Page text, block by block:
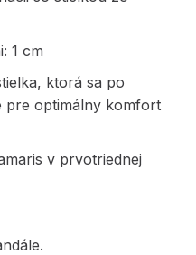
1 cm
ktorá sa po
pre optimálny komfort
v prvotriednej